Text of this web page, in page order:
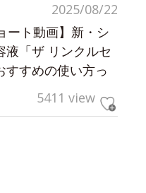
2025/08/22
ート動画】新・シ
液「ザ リンクルセ
すすめの使い方っ
5411 view